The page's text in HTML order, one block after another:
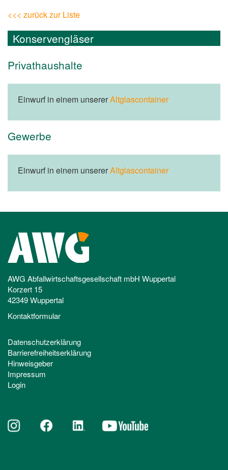
<<< zurück zur Liste
Konservengläser
Privathaushalte
Einwurf in einem unsererAltglascontainer
Gewerbe
Einwurf in einem unsererAltglascontainer
AWG Abfallwirtschaftsgesellschaft mbH Wuppertal
Korzert 15
42349 Wuppertal
Kontaktformular
Datenschutzerklärung
Barrierefreiheitserklärung
Hinweisgeber
Impressum
Login